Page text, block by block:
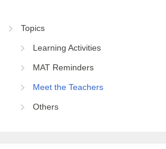
Topics
Learning Activities
MAT Reminders
Meet the Teachers
Others